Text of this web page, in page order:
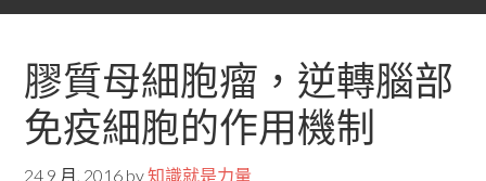
膠質母細胞瘤，逆轉腦部
免疫細胞的作用機制
24 9 月, 2016 by知識就是力量